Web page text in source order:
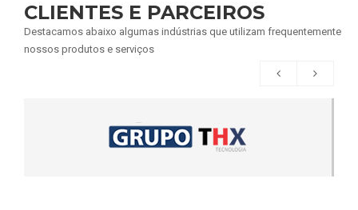
CLIENTES E PARCEIROS
Destacamos abaixo algumas indústrias que utilizam frequentemente
nossos produtos e serviços